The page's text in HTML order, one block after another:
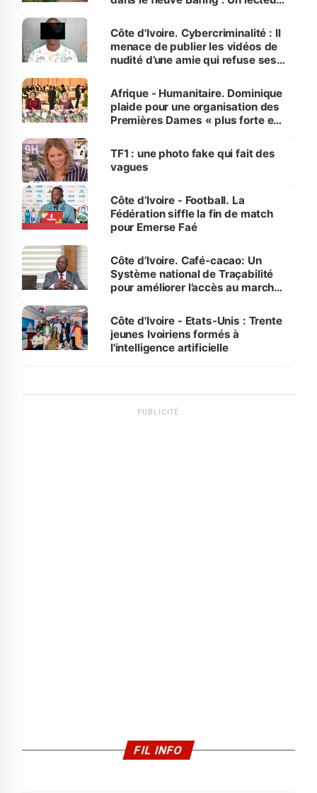
des Transports
Côte d'Ivoire. Cybercriminalité : Il
menace de publier les vidéos de
nudité d’une amie qui refuse ses
Afrique - Humanitaire. Dominique
plaide pour une organisation des
Premières Dames « plus forte et
sur la scène internationale »
TF1 : une photo fake qui fait des
vagues
Côte d’Ivoire - Football. La
Fédération siffle la fin de match
pour Emerse Faé
Côte d’Ivoire. Café-cacao: Un
Système national de Traçabilité
pour améliorer l’accès au marché
Côte d'Ivoire - Etats-Unis : Trente
jeunes Ivoiriens formés à
l'intelligence artificielle
PUBLICITÉ
FIL INFO